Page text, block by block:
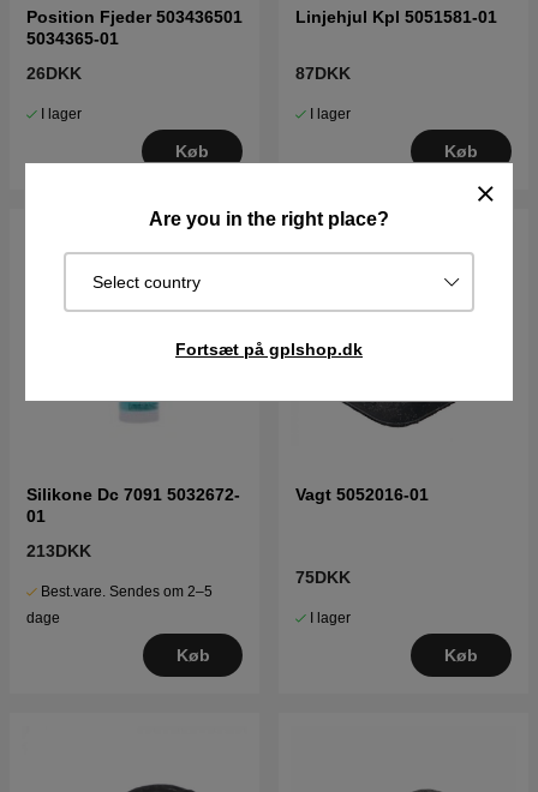
Are you in the right place?
Select country
Fortsæt på gplshop.dk
Position Fjeder 503436501
5034365-01
26DKK
I lager
Køb
Linjehjul Kpl 5051581-01
87DKK
I lager
Køb
Silikone Dc 7091 5032672-
01
213DKK
Best.vare. Sendes om 2–5
dage
Køb
Vagt 5052016-01
75DKK
I lager
Køb